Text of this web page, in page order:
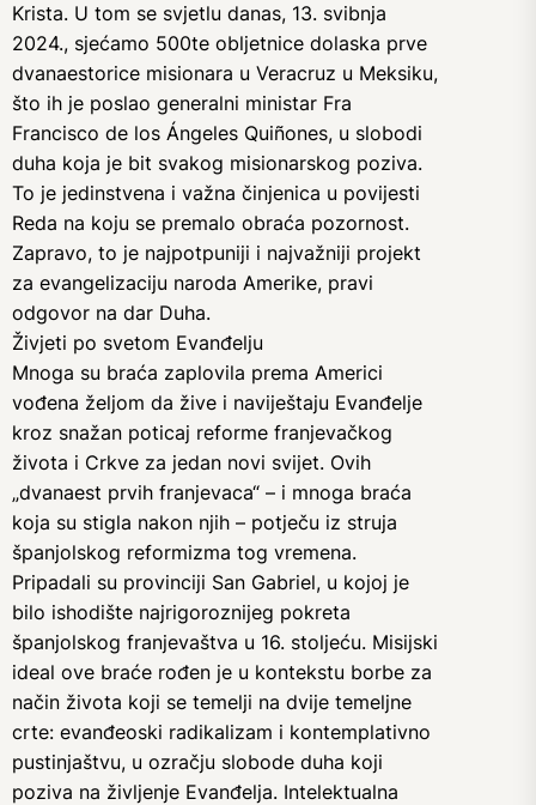
Krista. U tom se svjetlu danas, 13. svibnja
2024., sjećamo 500te obljetnice dolaska prve
dvanaestorice misionara u Veracruz u Meksiku,
što ih je poslao generalni ministar Fra
Francisco de los Ángeles Quiñones, u slobodi
duha koja je bit svakog misionarskog poziva.
To je jedinstvena i važna činjenica u povijesti
Reda na koju se premalo obraća pozornost.
Zapravo, to je najpotpuniji i najvažniji projekt
za evangelizaciju naroda Amerike, pravi
odgovor na dar Duha.
Živjeti po svetom Evanđelju
Mnoga su braća zaplovila prema Americi
vođena željom da žive i naviještaju Evanđelje
kroz snažan poticaj reforme franjevačkog
života i Crkve za jedan novi svijet. Ovih
„dvanaest prvih franjevaca“ – i mnoga braća
koja su stigla nakon njih – potječu iz struja
španjolskog reformizma tog vremena.
Pripadali su provinciji San Gabriel, u kojoj je
bilo ishodište najrigoroznijeg pokreta
španjolskog franjevaštva u 16. stoljeću. Misijski
ideal ove braće rođen je u kontekstu borbe za
način života koji se temelji na dvije temeljne
crte: evanđeoski radikalizam i kontemplativno
pustinjaštvu, u ozračju slobode duha koji
poziva na življenje Evanđelja. Intelektualna